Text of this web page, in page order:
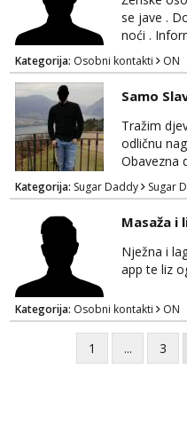
NE POZIVI
se jave .
noći .
mobitela.
Kategorija: Osobni kontakti ON
Samo
Tražim
odličnu
Obavezna
danima
Slavonija.
Kategorija: Sugar Daddy Sugar
Masaža i
Nježna i
app te liz
Kategorija: Osobni kontakti ON
1 ... 3